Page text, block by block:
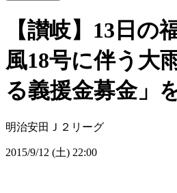
【讃岐】13日の
風18号に伴う大
る義援金募金」
明治安田Ｊ２リーグ
2015/9/12 (土) 22:00